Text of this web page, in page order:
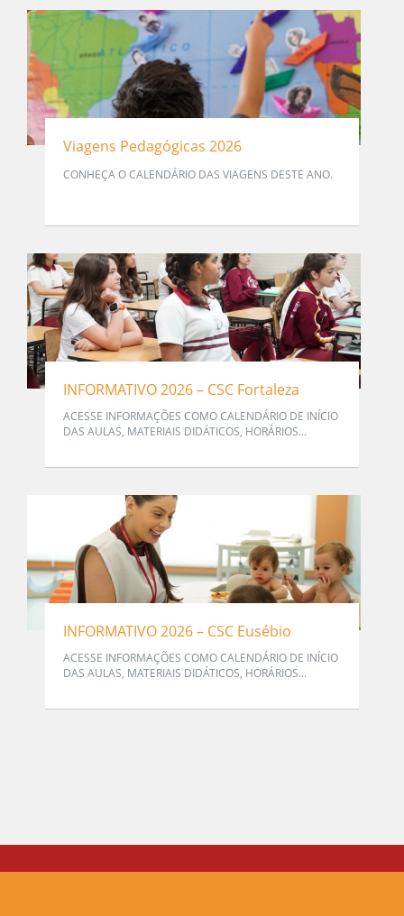
Viagens Pedagógicas 2026
CONHEÇA O CALENDÁRIO DAS VIAGENS DESTE ANO.
INFORMATIVO 2026 – CSC Fortaleza
ACESSE INFORMAÇÕES COMO CALENDÁRIO DE INÍCIO
DAS AULAS, MATERIAIS DIDÁTICOS, HORÁRIOS...
INFORMATIVO 2026 – CSC Eusébio
ACESSE INFORMAÇÕES COMO CALENDÁRIO DE INÍCIO
DAS AULAS, MATERIAIS DIDÁTICOS, HORÁRIOS...